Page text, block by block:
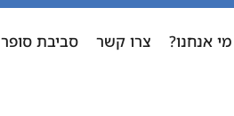
מי אנחנו? צרו קשר סביבת סופר